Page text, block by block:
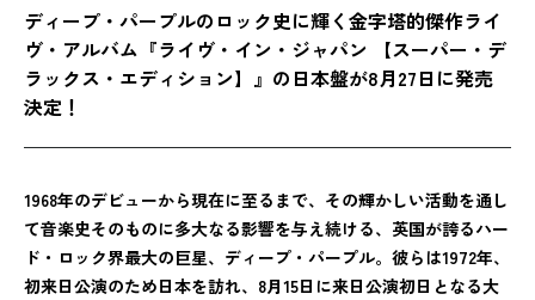
ディープ・パープルのロック史に輝く金字塔的傑作ライ
ヴ・アルバム『ライヴ・イン・ジャパン 【スーパー・デ
ラックス・エディション】』の日本盤が8月27日に発売
決定！
1968年のデビューから現在に至るまで、その輝かしい活動を通し
て音楽史そのものに多大なる影響を与え続ける、英国が誇るハー
ド・ロック界最大の巨星、ディープ・パープル。彼らは1972年、
初来日公演のため日本を訪れ、8月15日に来日公演初日となる大